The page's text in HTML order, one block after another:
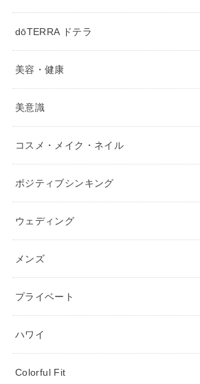
dōTERRA ドテラ
美容・健康
美意識
コスメ・メイク・ネイル
ポジティブシンキング
ウェディング
メンズ
プライベート
ハワイ
Colorful Fit